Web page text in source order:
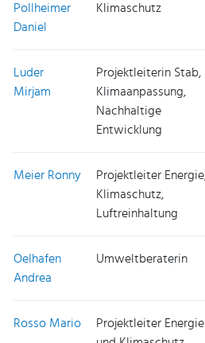
Pollheimer
Daniel
Klimaschutz
Luder
Mirjam
Projektleiterin Stab,
Klimaanpassung,
Nachhaltige
Entwicklung
Meier Ronny
Projektleiter Energie,
Klimaschutz,
Luftreinhaltung
Oelhafen
Andrea
Umweltberaterin
Rosso Mario
Projektleiter Energie